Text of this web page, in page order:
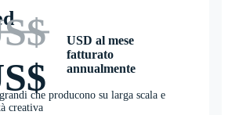
USD al mese
fatturato
annualmente
che producono su larga scala e
creativa